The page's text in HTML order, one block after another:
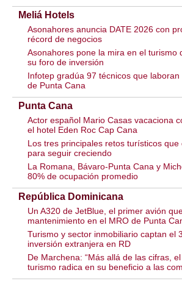
Meliá Hotels
Asonahores anuncia DATE 2026 con
récord de negocios
Asonahores pone la mira en el turismo
su foro de inversión
Infotep gradúa 97 técnicos que laboran
de Punta Cana
Punta Cana
Actor español Mario Casas vacaciona
el hotel Eden Roc Cap Cana
Los tres principales retos turísticos que
para seguir creciendo
La Romana, Bávaro-Punta Cana y
80% de ocupación promedio
República Dominicana
Un A320 de JetBlue, el primer avión
mantenimiento en el MRO de Punta
Turismo y sector inmobiliario captan el
inversión extranjera en RD
De Marchena: “Más allá de las cifras,
turismo radica en su beneficio a las